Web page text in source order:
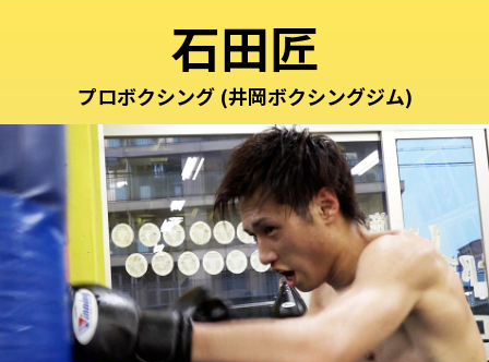
石田匠
プロボクシング (井岡ボクシングジム)